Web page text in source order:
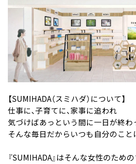
【SUMIHADA（スミハダ）について】
仕事に、子育てに、家事に追われ
気づけばあっという間に一日が終わ
そんな毎日だからいつも自分のこと
『SUMIHADA』はそんな女性のため